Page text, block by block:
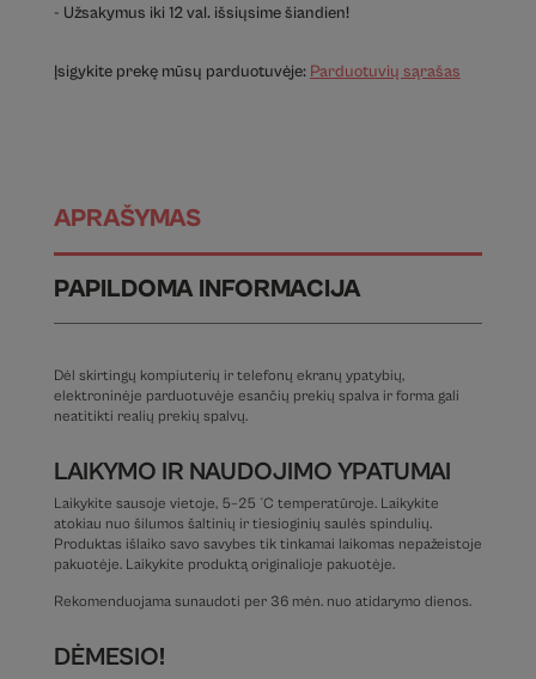
- Užsakymus iki 12 val. išsiųsime šiandien!
Įsigykite prekę mūsų parduotuvėje: Parduotuvių sąrašas
APRAŠYMAS
PAPILDOMA INFORMACIJA
Dėl skirtingų kompiuterių ir telefonų ekranų ypatybių,
elektroninėje parduotuvėje esančių prekių spalva ir forma gali
neatitikti realių prekių spalvų.
LAIKYMO IR NAUDOJIMO YPATUMAI
Laikykite sausoje vietoje, 5–25 °C temperatūroje. Laikykite
atokiau nuo šilumos šaltinių ir tiesioginių saulės spindulių.
Produktas išlaiko savo savybes tik tinkamai laikomas nepažeistoje
pakuotėje. Laikykite produktą originalioje pakuotėje.
Rekomenduojama sunaudoti per 36 mėn. nuo atidarymo dienos.
DĖMESIO!